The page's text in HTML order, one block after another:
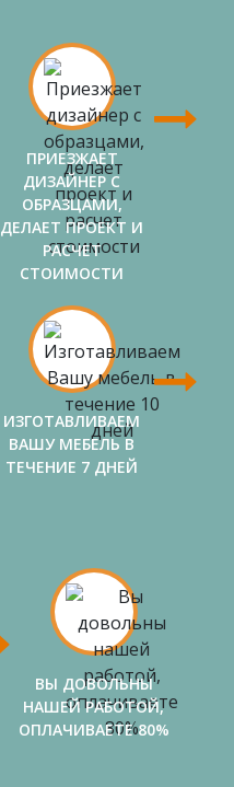
ПРИЕЗЖАЕТ
ДИЗАЙНЕР С
ОБРАЗЦАМИ,
ДЕЛАЕТ ПРОЕКТ И
РАСЧЕТ
СТОИМОСТИ
ИЗГОТАВЛИВАЕМ
ВАШУ МЕБЕЛЬ В
ТЕЧЕНИЕ 7 ДНЕЙ
ВЫ ДОВОЛЬНЫ
НАШЕЙ РАБОТОЙ,
ОПЛАЧИВАЕТЕ 80%